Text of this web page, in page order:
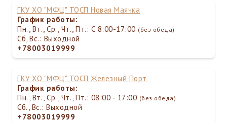
ГКУ ХО "МФЦ" ТОСП Новая Маячка
График работы:
Пн., Вт., Ср., Чт., Пт.: С 8:00-17:00 (без обеда)
Сб, Вс.: Выходной
+78003019999
ГКУ ХО "МФЦ" ТОСП Железный Порт
График работы:
Пн., Вт., Ср., Чт., Пт.: 08:00 - 17:00 (без обеда)
Сб., Вс.: Выходной
+78003019999